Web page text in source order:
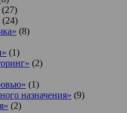
(27)
(24)
(8)
(1)
(2)
(1)
назначения» (9)
(2)